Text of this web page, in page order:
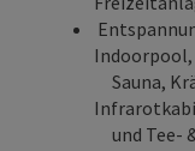
Sauna,
und Tee-